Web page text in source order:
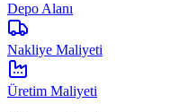
Depo Alanı
Nakliye Maliyeti
Üretim Maliyeti